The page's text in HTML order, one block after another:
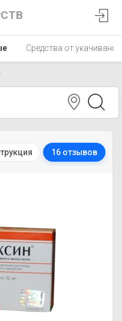
Средства от укачивания
16 отзывов